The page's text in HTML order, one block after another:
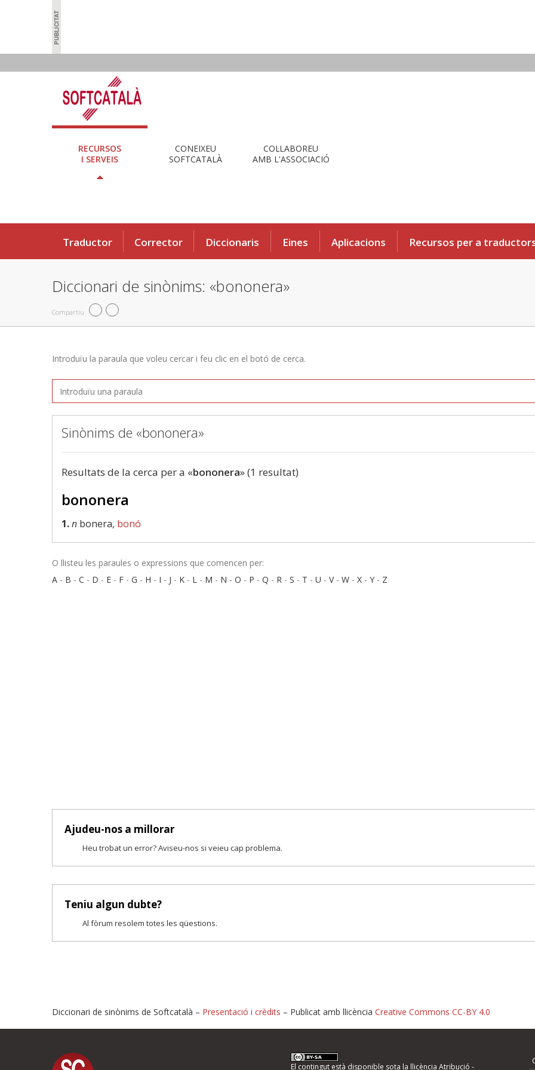
RECURSOS
I SERVEIS
CONEIXEU
SOFTCATALÀ
COL·LABOREU
AMB L'ASSOCIACIÓ
Traductor Corrector Diccionaris Eines Aplicacions Recursos per a
Diccionari de sinònims: «bononera»
Compartiu
Introduïu la paraula que voleu cercar i feu clic en el botó de cerca.
Sinònims de «bononera»
Resultats de la cerca per a «bononera» (1 resultat)
bononera
1.n bonera, bonó
O llisteu les paraules o expressions que comencen per:
A - B - C - D - E - F - G - H - I - J - K - L - M - N - O - P - Q - R - S - T - U - V- W - X - Y - Z
Ajudeu-nos a millorar
Heu trobat un error? Aviseu-nos si veieu cap problema.
Teniu algun dubte?
Al fòrum resolem totes les qüestions.
Proposeu-nos millores o informeu d'errors
Diccionari de sinònims de Softcatalà – Presentació i crèdits – Publicat amb llicència Creative Commons CC-BY 4.0
El contingut està disponible sota la llicència Atribució -